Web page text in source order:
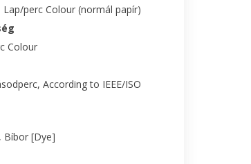
perc Colour (normál papír)
Colour
According to IEEE/ISO
Bíbor [Dye]